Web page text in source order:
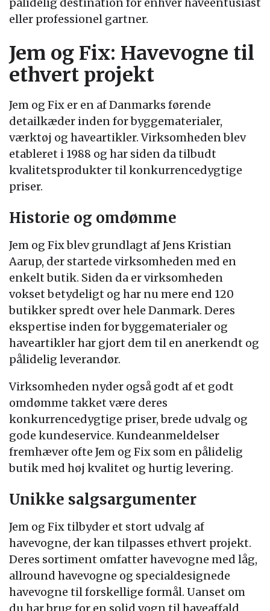
eller professionel gartner.
Jem og Fix: Havevogne til
ethvert projekt
Jem og Fix er en af Danmarks førende
detailkæder inden for byggematerialer,
værktøj og haveartikler. Virksomheden blev
etableret i 1988 og har siden da tilbudt
kvalitetsprodukter til konkurrencedygtige
priser.
Historie og omdømme
Jem og Fix blev grundlagt af Jens Kristian
Aarup, der startede virksomheden med en
enkelt butik. Siden da er virksomheden
vokset betydeligt og har nu mere end 120
butikker spredt over hele Danmark. Deres
ekspertise inden for byggematerialer og
haveartikler har gjort dem til en anerkendt og
pålidelig leverandør.
Virksomheden nyder også godt af et godt
omdømme takket være deres
konkurrencedygtige priser, brede udvalg og
gode kundeservice. Kundeanmeldelser
fremhæver ofte Jem og Fix som en pålidelig
butik med høj kvalitet og hurtig levering.
Unikke salgsargumenter
Jem og Fix tilbyder et stort udvalg af
havevogne, der kan tilpasses ethvert projekt.
Deres sortiment omfatter havevogne med låg,
allround havevogne og specialdesignede
havevogne til forskellige formål. Uanset om